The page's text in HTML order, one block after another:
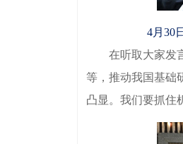
4月30
在听取大家发言
等，推动我国基础
凸显。我们要抓住